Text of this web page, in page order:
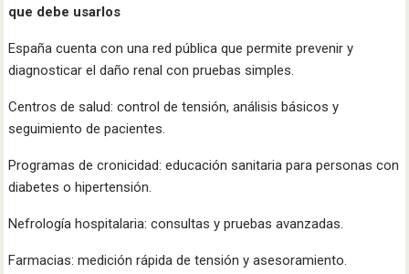
que debe usarlos
España cuenta con una red pública que permite prevenir y
diagnosticar el daño renal con pruebas simples.
Centros de salud: control de tensión, análisis básicos y
seguimiento de pacientes.
Programas de cronicidad: educación sanitaria para personas con
diabetes o hipertensión.
Nefrología hospitalaria: consultas y pruebas avanzadas.
Farmacias: medición rápida de tensión y asesoramiento.